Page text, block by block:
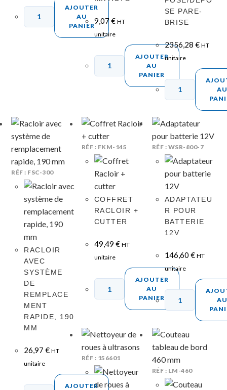
AJOUTER
AU
PANIER
9,07 € HT
unitaire
AJOUTER
AU
PANIER
SE PARE-
BRISE
2356,28 € HT
unitaire
AU
RÉF : FSC-300
RACLOIR
AVEC
SYSTÈME
DE
REMPLACE
MENT
RAPIDE, 190
MM
26,97€ HT
unitaire
AJOUTER
RÉF : FKM-145
COFFRET
RACLOIR +
CUTTER
49,49 € HT
unitaire
AJOUTER
AU
PANIER
RÉF : WSR-800-7
ADAPTATEU
R POUR
BATTERIE
12V
146,60 € HT
unitaire
AU
RÉF : 156601
RÉF : LM-460